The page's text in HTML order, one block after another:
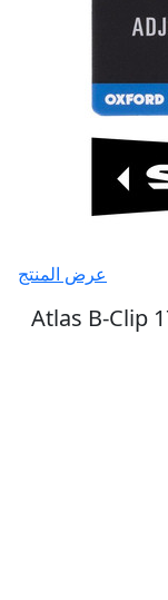
عرض المنتج
Atlas B-Clip